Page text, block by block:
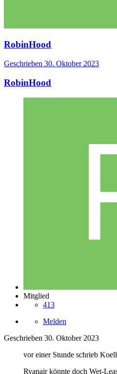
RobinHood
Geschrieben 30. Oktober 2023
RobinHood
Mitglied
413
Melden
Geschrieben 30. Oktober 2023
vor einer Stunde schrieb
Ryanair könnte doch Wet-